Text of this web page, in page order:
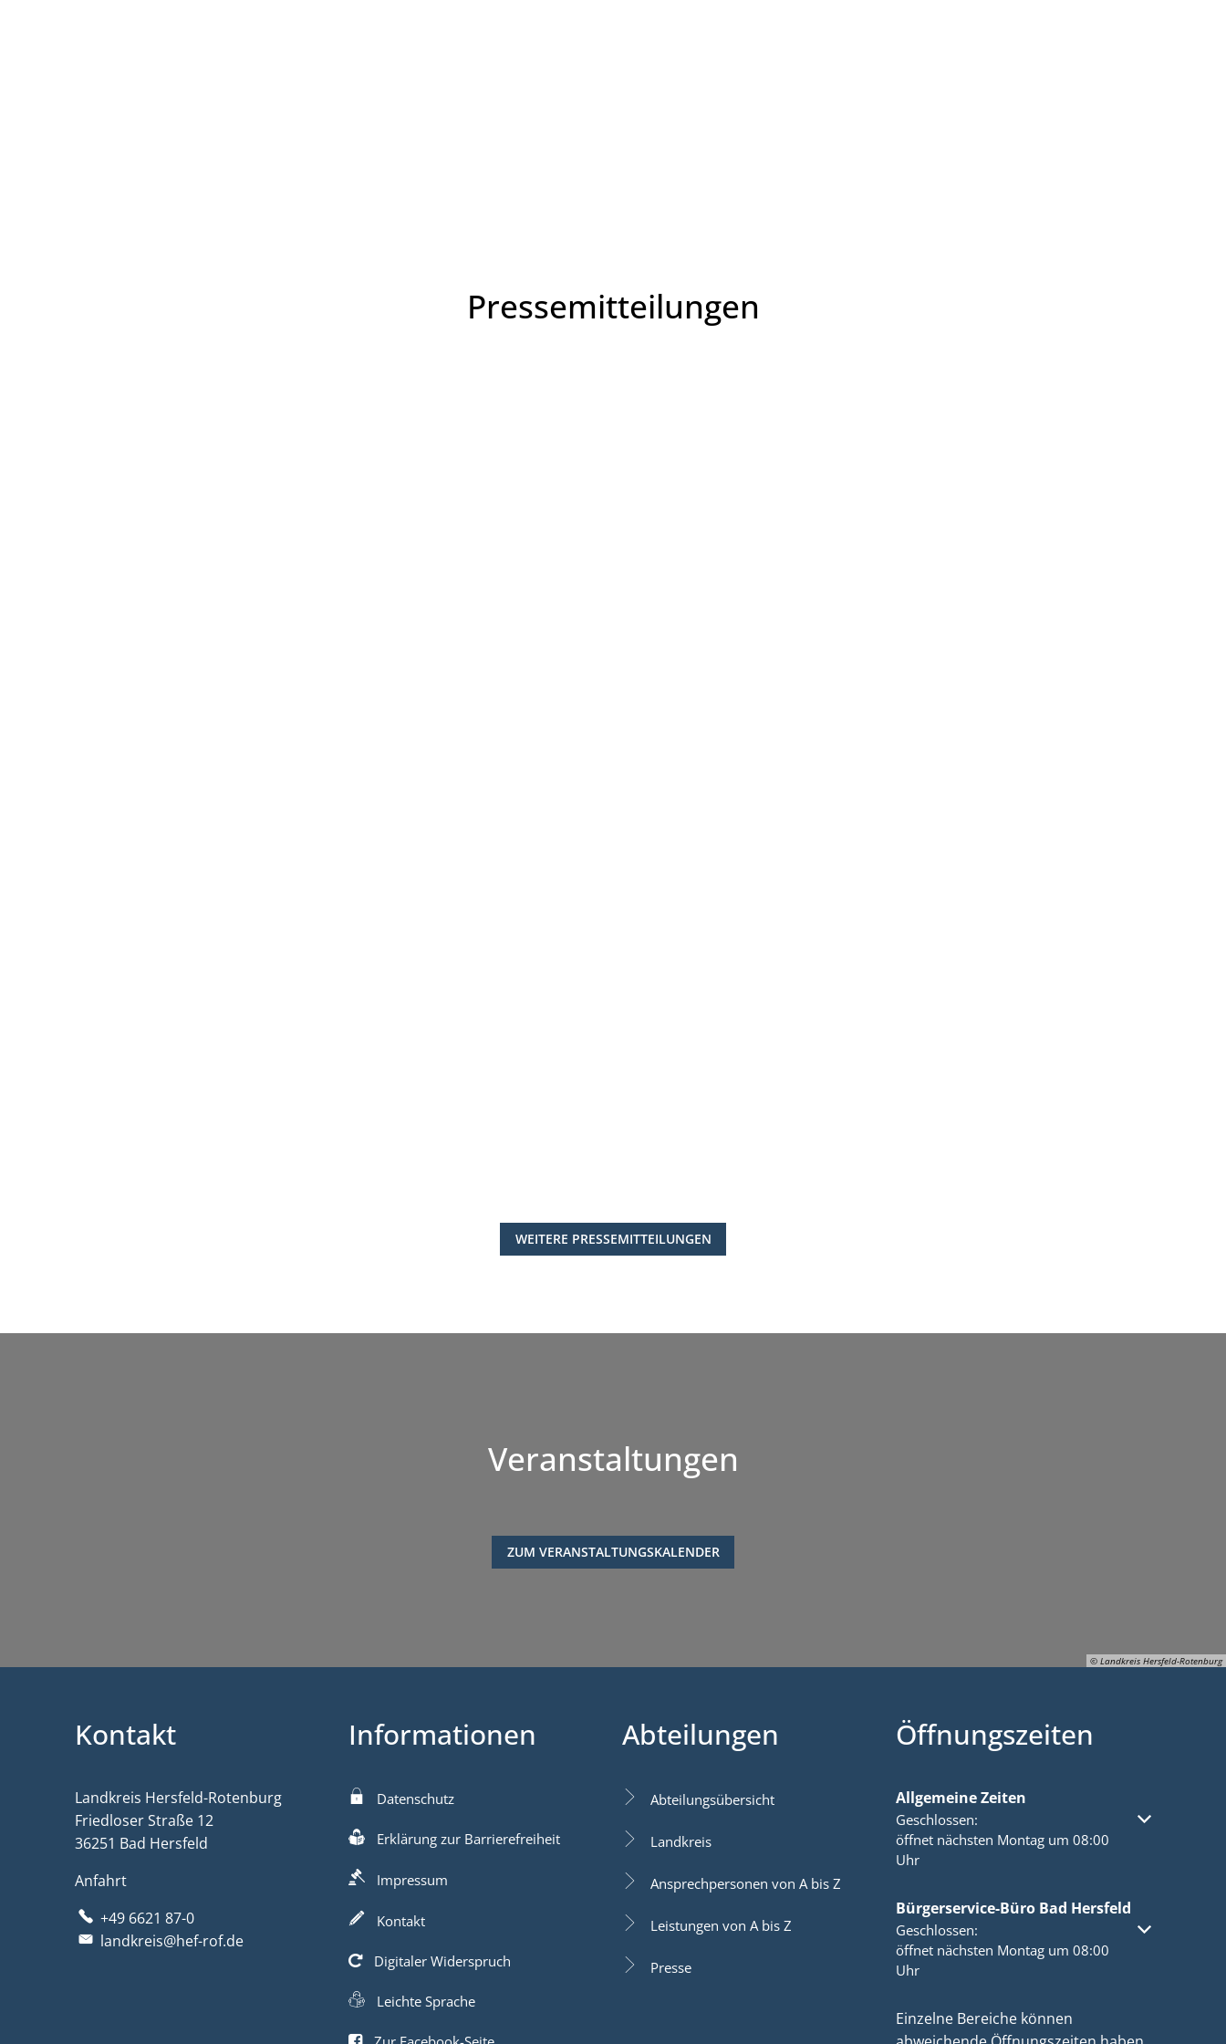
Pressemitteilungen
WEITERE PRESSEMITTEILUNGEN
© Landkreis Hersfeld-Rotenburg
Veranstaltungen
ZUM VERANSTALTUNGSKALENDER
Kontakt
Landkreis Hersfeld-Rotenburg
Friedloser Straße 12
36251 Bad Hersfeld
Anfahrt
+49 6621 87-0
landkreis@hef-rof.de
Informationen
Datenschutz
Erklärung zur Barrierefreiheit
Impressum
Kontakt
Digitaler Widerspruch
Leichte Sprache
Abteilungen
Abteilungsübersicht
Landkreis
Ansprechpersonen von A bis Z
Leistungen von A bis Z
Presse
Öffnungszeiten
Allgemeine Zeiten
Klicken, um weitere Öffnungs- oder Schließzeiten
Geschlossen:
öffnet nächsten Montag um 08:00
Uhr
Bürgerservice-Büro Bad Hersfeld
Klicken, um weitere Öffnungs- oder Schließzeiten
Geschlossen:
öffnet nächsten Montag um 08:00
Uhr
Einzelne Bereiche können